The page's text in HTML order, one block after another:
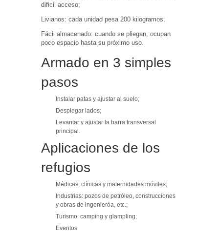
dificil acceso;
Livianos: cada unidad pesa 200 kilogramos;
Fácil almacenado: cuando se pliegan, ocupan
poco espacio hasta su próximo uso.
Armado en 3 simples
pasos
Instalar patas y ajustar al suelo;
Desplegar lados;
Levantar y ajustar la barra transversal
principal.
Aplicaciones de los
refugios
Médicas: clínicas y maternidades móviles;
Industrias: pozos de petróleo, construcciones
y obras de ingenieróa, etc.;
Turismo: camping y glampling;
Eventos